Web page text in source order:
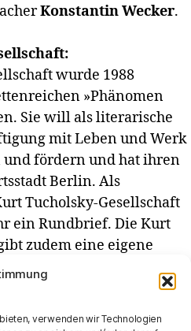
verwenden wir Technologien
Konstantin Wecker.
wurde 1988
»Phänomen
Sie will als literarische
mit Leben und Werk
und fördern und hat ihren
Berlin. Als
Tucholsky-Gesellschaft
ein Rundbrief. Die Kurt
zudem eine eigene
der vorrangig die
ihr organisierten